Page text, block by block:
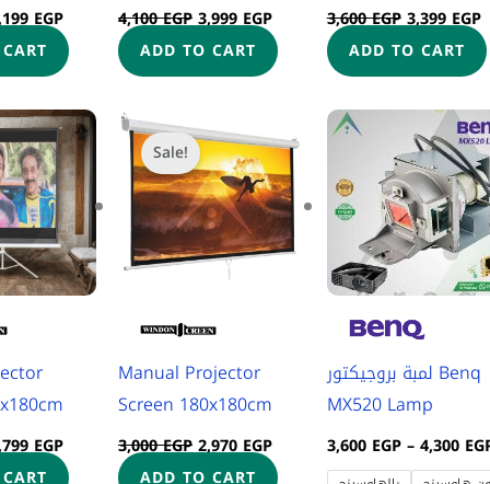
EGP 4,100EGP3,999EGP
ADD TO CART
3,600EGP3,399EGP
ADD TO CART
EGP.
EGP
Current
price
is:
2,799 EGP.
Sale!
Manual Projector
Screen 180x180cm
3,000EGP
price
was:
3,000 EGP.
2,970EGP
Current
price
is:
2,970 EGP.
ADD TO CART
لمبة بروجيكتور Benq
MX520 Lamp
3,600 EGP–4,300
This
product
has
The
may
be
chosen
on
the